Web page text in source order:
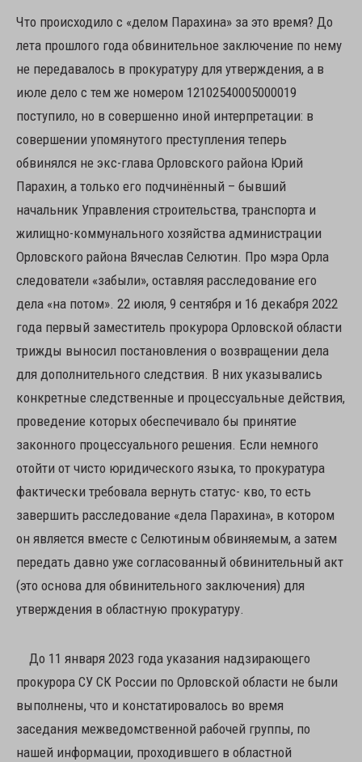
Что происходило с «делом Парахина» за это время? До
лета прошлого года обвинительное заключение по нему
не передавалось в прокуратуру для утверждения, а в
июле дело с тем же номером 12102540005000019
поступило, но в совершенно иной интерпретации: в
совершении упомянутого преступления теперь
обвинялся не экс-глава Орловского района Юрий
Парахин, а только его подчинённый – бывший
начальник Управления строительства, транспорта и
жилищно-коммунального хозяйства администрации
Орловского района Вячеслав Селютин. Про мэра Орла
следователи «забыли», оставляя расследование его
дела «на потом». 22 июля, 9 сентября и 16 декабря 2022
года первый заместитель прокурора Орловской области
трижды выносил постановления о возвращении дела
для дополнительного следствия. В них указывались
конкретные следственные и процессуальные действия,
проведение которых обеспечивало бы принятие
законного процессуального решения. Если немного
отойти от чисто юридического языка, то прокуратура
фактически требовала вернуть статус- кво, то есть
завершить расследование «дела Парахина», в котором
он является вместе с Селютиным обвиняемым, а затем
передать давно уже согласованный обвинительный акт
(это основа для обвинительного заключения) для
утверждения в областную прокуратуру.
До 11 января 2023 года указания надзирающего
прокурора СУ СК России по Орловской области не были
выполнены, что и констатировалось во время
заседания межведомственной рабочей группы, по
нашей информации, проходившего в областной